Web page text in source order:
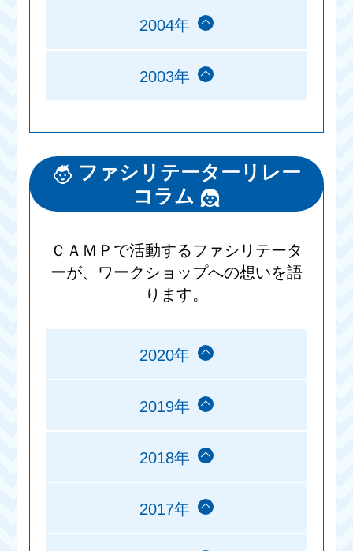
2004年
2003年
ファシリテーターリレー
コラム
ＣＡＭＰで活動するファシリテータ
ーが、ワークショップへの想いを語
ります。
2020年
2019年
2018年
2017年